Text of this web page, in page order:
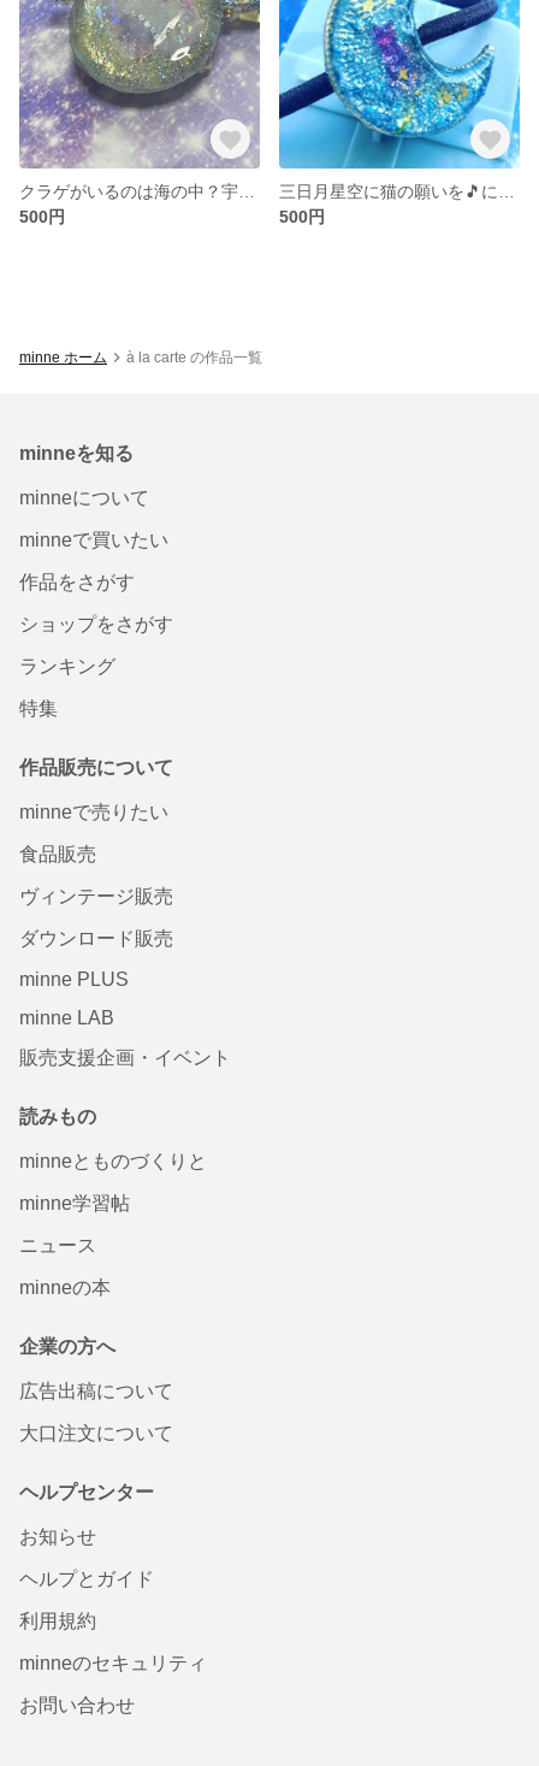
500円
500円
minne ホーム à la carte の作品一覧
minneを知る
minneについて
minneで買いたい
作品をさがす
ショップをさがす
ランキング
特集
作品販売について
minneで売りたい
食品販売
ヴィンテージ販売
ダウンロード販売
minne PLUS
minne LAB
販売支援企画・イベント
読みもの
minneとものづくりと
minne学習帖
ニュース
minneの本
企業の方へ
広告出稿について
大口注文について
ヘルプセンター
お知らせ
ヘルプとガイド
利用規約
minneのセキュリティ
お問い合わせ